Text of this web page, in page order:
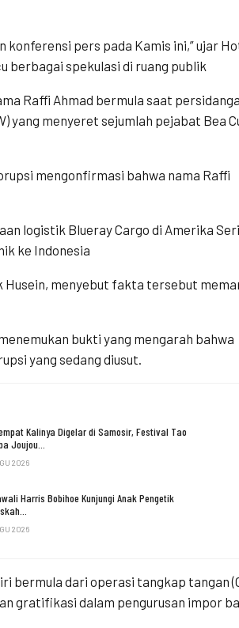
konferensi pers pada Kamis ini,” ujar
berbagai spekulasi di ruang publik
Raffi Ahmad bermula saat
yang menyeret sejumlah pejabat Bea
mengonfirmasi bahwa nama Raffi
logistik Blueray Cargo di Amerika
ke Indonesia
Husein, menyebut fakta tersebut
bukti yang mengarah bahwa
yang sedang diusut.
Kalinya Digelar di Samosir, Festival Tao
Joujou…
2026
Harris Bobihoe Kunjungi Anak Pengetik
2026
bermula dari operasi tangkap tangan
gratifikasi dalam pengurusan impor